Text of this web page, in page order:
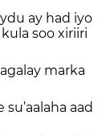
ay had iyo
soo xiriiri
marka
aad